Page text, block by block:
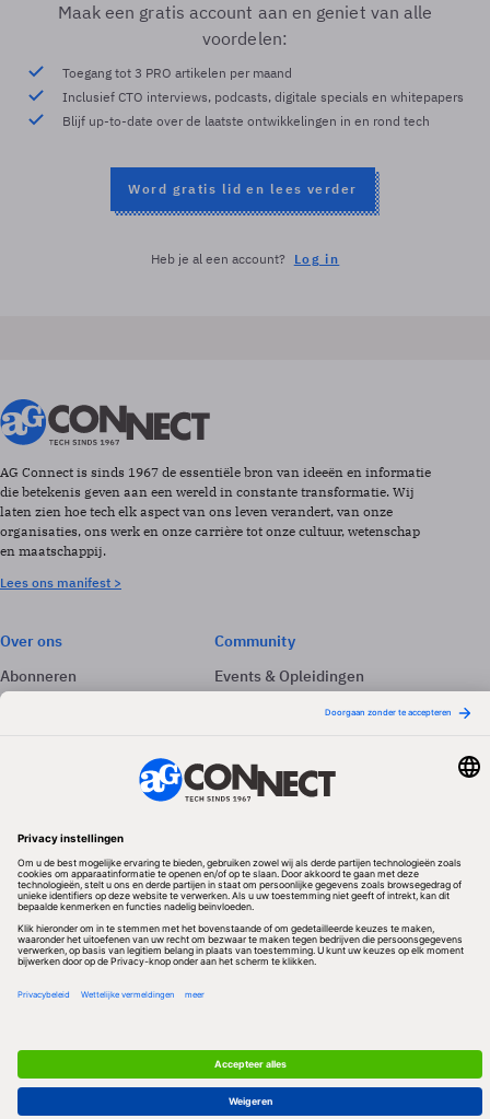
Maak een gratis account aan en geniet van alle
voordelen:
Toegang tot 3 PRO artikelen per maand
Inclusief CTO interviews, podcasts, digitale specials en whitepapers
Blijf up-to-date over de laatste ontwikkelingen in en rond tech
Word gratis lid en lees verder
Heb je al een account? Log in
AG Connect is sinds 1967 de essentiële bron van ideeën en informatie
die betekenis geven aan een wereld in constante transformatie. Wij
laten zien hoe tech elk aspect van ons leven verandert, van onze
organisaties, ons werk en onze carrière tot onze cultuur, wetenschap
en maatschappij.
Lees ons manifest >
Over ons
Abonneren
Adverteren
Community
Events & Opleidingen
Volg ons
Redactionele partner
Algemene Voorwaarden & Copyrights